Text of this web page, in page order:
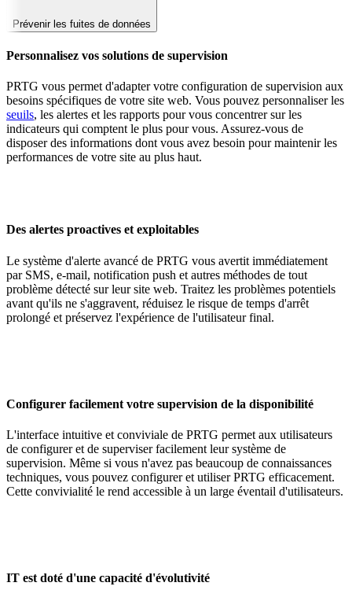
Prévenir les fuites de données
Personnalisez vos solutions de supervision
PRTG vous permet d'adapter votre configuration de supervision aux
besoins spécifiques de votre site web. Vous pouvez personnaliser les
seuils, les alertes et les rapports pour vous concentrer sur les
indicateurs qui comptent le plus pour vous. Assurez-vous de
disposer des informations dont vous avez besoin pour maintenir les
performances de votre site au plus haut.
Des alertes proactives et exploitables
Le système d'alerte avancé de PRTG vous avertit immédiatement
par SMS, e-mail, notification push et autres méthodes de tout
problème détecté sur leur site web. Traitez les problèmes potentiels
avant qu'ils ne s'aggravent, réduisez le risque de temps d'arrêt
prolongé et préservez l'expérience de l'utilisateur final.
Configurer facilement votre supervision de la disponibilité
L'interface intuitive et conviviale de PRTG permet aux utilisateurs
de configurer et de superviser facilement leur système de
supervision. Même si vous n'avez pas beaucoup de connaissances
techniques, vous pouvez configurer et utiliser PRTG efficacement.
Cette convivialité le rend accessible à un large éventail d'utilisateurs.
IT est doté d'une capacité d'évolutivité